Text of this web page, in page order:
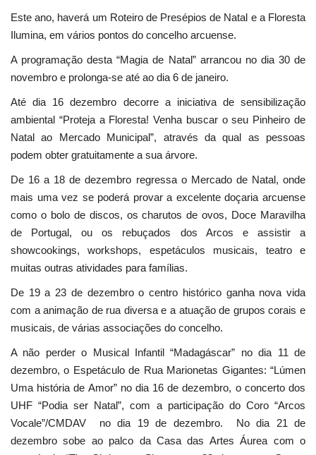
Este ano, haverá um Roteiro de Presépios de Natal e a Floresta
Ilumina, em vários pontos do concelho arcuense.
A programação desta “Magia de Natal” arrancou no dia 30 de
novembro e prolonga-se até ao dia 6 de janeiro.
Até dia 16 dezembro decorre a iniciativa de sensibilização
ambiental “Proteja a Floresta! Venha buscar o seu Pinheiro de
Natal ao Mercado Municipal”, através da qual as pessoas
podem obter gratuitamente a sua árvore.
De 16 a 18 de dezembro regressa o Mercado de Natal, onde
mais uma vez se poderá provar a excelente doçaria arcuense
como o bolo de discos, os charutos de ovos, Doce Maravilha
de Portugal, ou os rebuçados dos Arcos e assistir a
showcookings, workshops, espetáculos musicais, teatro e
muitas outras atividades para famílias.
De 19 a 23 de dezembro o centro histórico ganha nova vida
com a animação de rua diversa e a atuação de grupos corais e
musicais, de várias associações do concelho.
A não perder o Musical Infantil “Madagáscar” no dia 11 de
dezembro, o Espetáculo de Rua Marionetas Gigantes: “Lúmen
Uma história de Amor” no dia 16 de dezembro, o concerto dos
UHF “Podia ser Natal”, com a participação do Coro “Arcos
Vocale”/CMDAV no dia 19 de dezembro. No dia 21 de
dezembro sobe ao palco da Casa das Artes Áurea com o